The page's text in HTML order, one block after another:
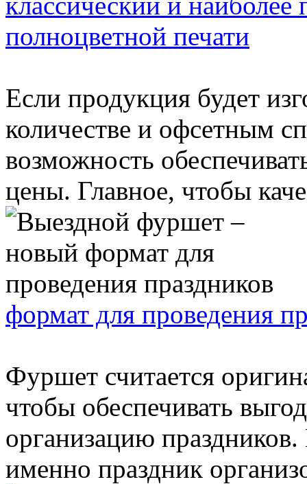
полноцветной печати
Если продукция будет
количестве и офсетным
возможность
цены. Главное, чтобы
формат для проведения
Фуршет считается
чтобы обеспечивать
организацию
именно праздник